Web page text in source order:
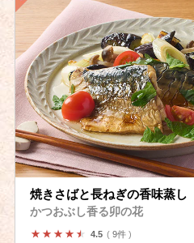
焼きさばと長ねぎの香味蒸し
かつおぶし香る卯の花
4.5 9件